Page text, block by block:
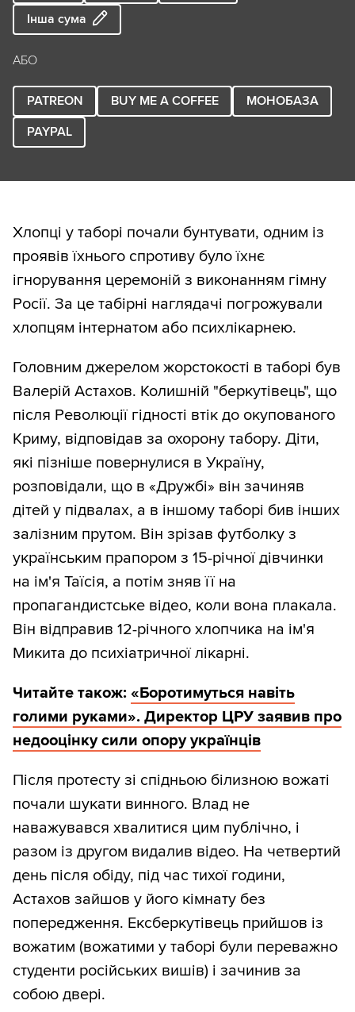
Інша сума
АБО
PATREON BUY ME A COFFEE
МОНОБАЗА
PAYPAL
Хлопці у таборі почали бунтувати, одним із
проявів їхнього спротиву було їхнє
ігнорування церемоній з виконанням гімну
Росії. За це табірні наглядачі погрожували
хлопцям інтернатом або психлікарнею.
Головним джерелом жорстокості в таборі був
Валерій Астахов. Колишній "беркутівець", що
після Революції гідності втік до окупованого
Криму, відповідав за охорону табору. Діти,
які пізніше повернулися в Україну,
розповідали, що в «Дружбі» він зачиняв
дітей у підвалах, а в іншому таборі бив інших
залізним прутом. Він зрізав футболку з
українським прапором з 15-річної дівчинки
на ім'я Таїсія, а потім зняв її на
пропагандистське відео, коли вона плакала.
Він відправив 12-річного хлопчика на ім'я
Микита до психіатричної лікарні.
Читайте також: «Боротимуться навіть
голими руками». Директор ЦРУ заявив про
недооцінку сили опору українців
Після протесту зі спідньою білизною вожаті
почали шукати винного. Влад не
наважувався хвалитися цим публічно, і
разом із другом видалив відео. На четвертий
день після обіду, під час тихої години,
Астахов зайшов у його кімнату без
попередження. Ексберкутівець прийшов із
вожатим (вожатими у таборі були переважно
студенти російських вишів) і зачинив за
собою двері.